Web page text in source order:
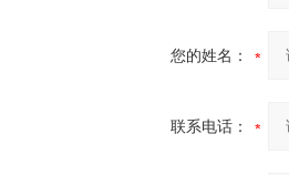
您的姓名：
联系电话：